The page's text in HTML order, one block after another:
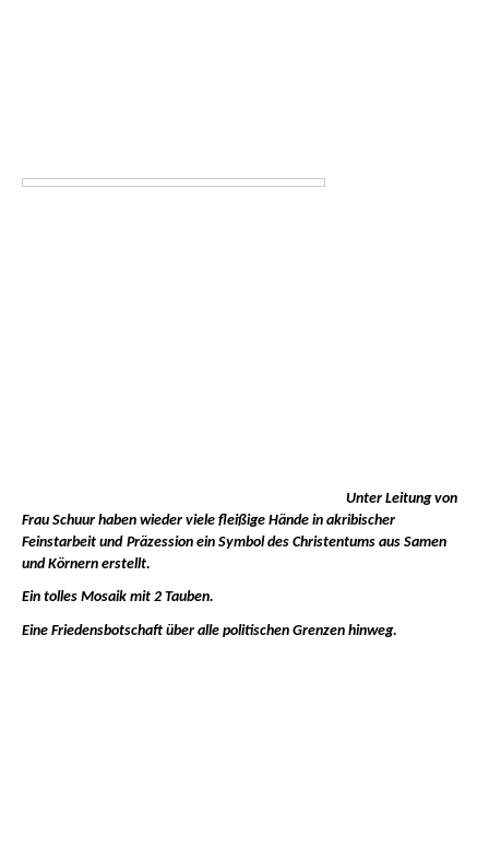
Unter Leitung von
Frau Schuur haben wieder viele fleißige Hände in akribischer
Feinstarbeit und Präzession ein Symbol des Christentums aus Samen
und Körnern erstellt.
Ein tolles Mosaik mit 2 Tauben.
Eine Friedensbotschaft über alle politischen Grenzen hinweg.